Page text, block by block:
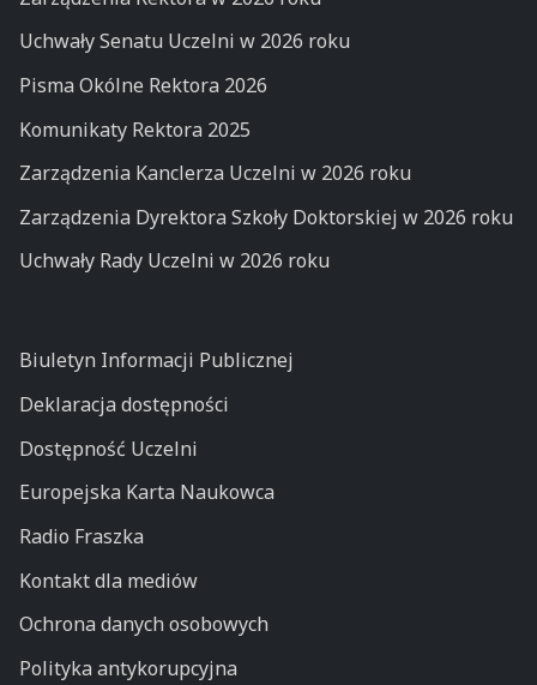
Uchwały Senatu Uczelni w 2026 roku
Pisma Okólne Rektora 2026
Komunikaty Rektora 2025
Zarządzenia Kanclerza Uczelni w 2026 roku
Zarządzenia Dyrektora Szkoły Doktorskiej w 2026 roku
Uchwały Rady Uczelni w 2026 roku
Biuletyn Informacji Publicznej
Deklaracja dostępności
Dostępność Uczelni
Europejska Karta Naukowca
Radio Fraszka
Kontakt dla mediów
Ochrona danych osobowych
Polityka antykorupcyjna